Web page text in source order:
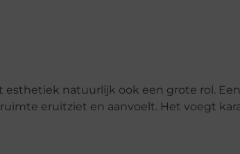
esthetiek natuurlijk ook een grote rol.
eruitziet en aanvoelt. Het voegt